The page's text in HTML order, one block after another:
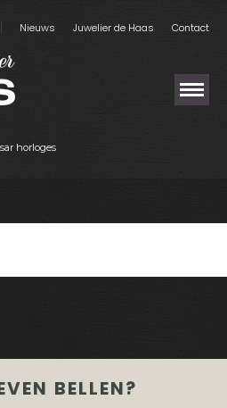
Nieuws Juwelier de Haas Contact
horloges
BELLEN?